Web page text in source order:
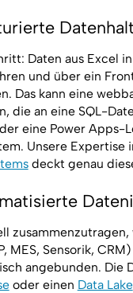
Daten aus Excel
und über ein
Das kann eine
die an eine SQL-
eine Power Apps-
Unsere Expertise
deckt genau
zusammenzutragen,
MES, Sensorik,
angebunden. Die
oder einen Data Lake